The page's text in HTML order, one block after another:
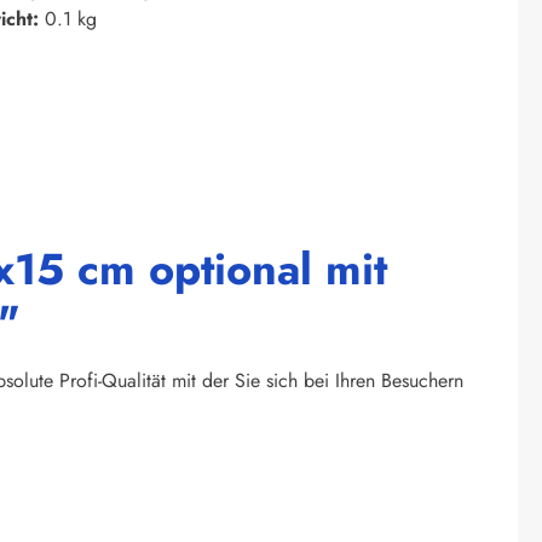
0.1 kg
cm optional mit
Profi-Qualität mit der Sie sich bei Ihren Besuchern